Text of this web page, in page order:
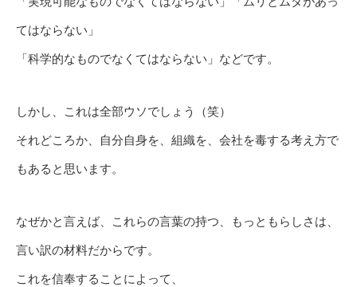
てはならない」
「科学的なものでなくてはならない」などです。
しかし、これは全部ウソでしょう（笑）
それどころか、自分自身を、組織を、会社を毒する考え方で
もあると思います。
なぜかと言えば、これらの言葉の持つ、もっともらしさは、
言い訳の材料だからです。
これを信奉することによって、